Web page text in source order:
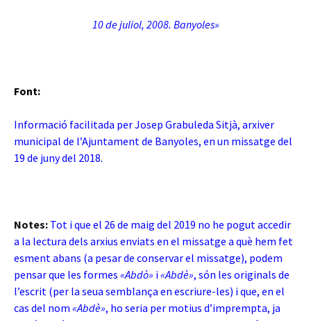
10 de juliol, 2008. Banyoles»
Font:
Informació facilitada per Josep Grabuleda Sitjà, arxiver
municipal de l’Ajuntament de Banyoles, en un missatge del
19 de juny del 2018.
Notes: Tot i que el 26 de maig del 2019 no he pogut accedir
a la lectura dels arxius enviats en el missatge a què hem fet
esment abans (a pesar de conservar el missatge), podem
pensar que les formes «Abdò» i«Abdè», són les originals de
l’escrit (per la seua semblança en escriure-les) i que, en el
cas del nom «Abdè», ho seria per motius d’imprempta, ja